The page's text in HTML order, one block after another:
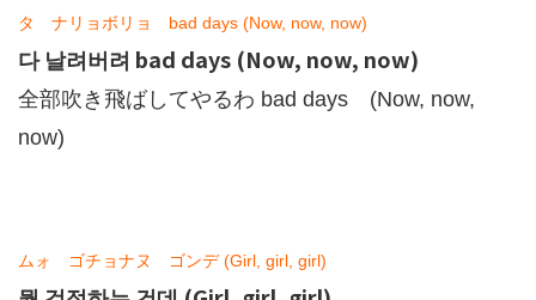
タ ナリョボリョ bad days (Now, now, now)
다 날려버려 bad days (Now, now, now)
全部吹き飛ばしてやるわ bad days (Now, now,
now)
ムォ ゴチョナヌ ゴンデ (Girl, girl, girl)